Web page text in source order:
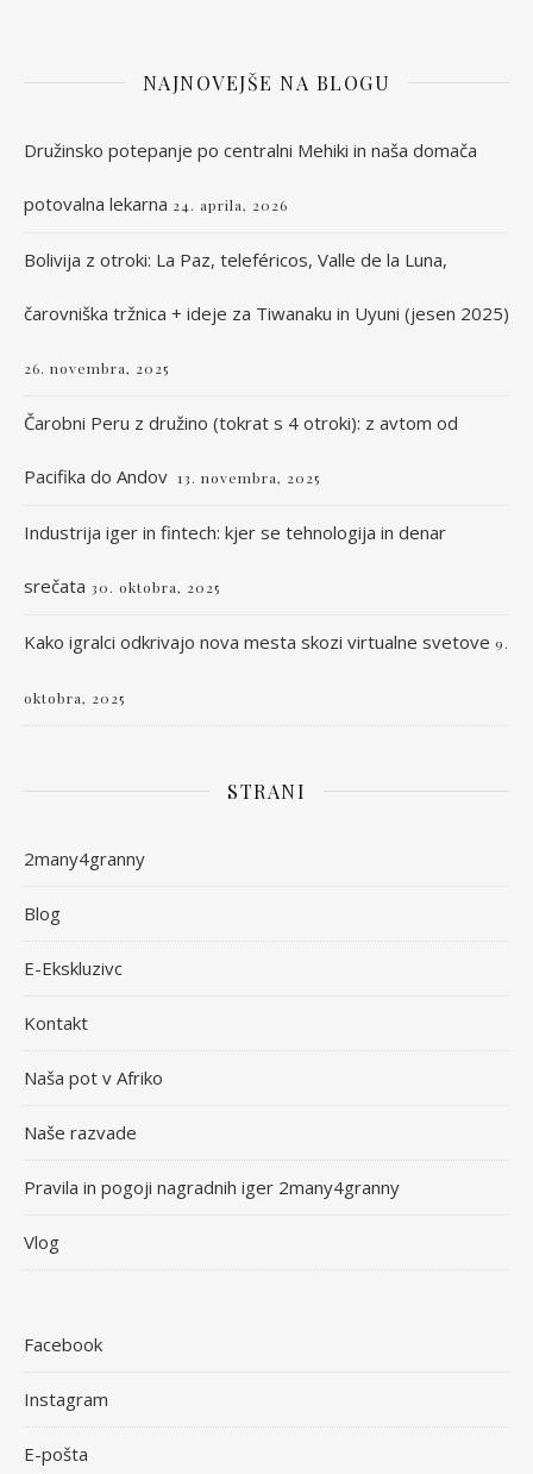
NAJNOVEJŠE NA BLOGU
Družinsko potepanje po centralni Mehiki in naša domača
potovalna lekarna 24. aprila, 2026
Bolivija z otroki: La Paz, teleféricos, Valle de la Luna,
čarovniška tržnica + ideje za Tiwanaku in Uyuni (jesen 2025)
26. novembra, 2025
Čarobni Peru z družino (tokrat s 4 otroki): z avtom od
Pacifika do Andov 13. novembra, 2025
Industrija iger in fintech: kjer se tehnologija in denar
srečata 30. oktobra, 2025
Kako igralci odkrivajo nova mesta skozi virtualne svetove 9.
oktobra, 2025
STRANI
2many4granny
Blog
E-Ekskluzivc
Kontakt
Naša pot v Afriko
Naše razvade
Pravila in pogoji nagradnih iger 2many4granny
Vlog
Facebook
Instagram
E-pošta